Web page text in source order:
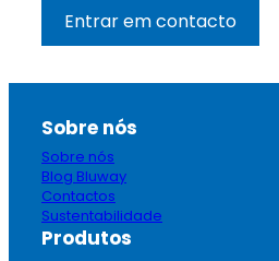
Entrar em contacto
Sobre nós
Sobre nós
Blog Bluway
Contactos
Sustentabilidade
Produtos